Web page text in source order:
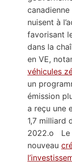
nuisent à
favorisant
dans la
en VE,
véhicules
un
émission
a reçu une
1,7 milliard
2022.o Le
nouveau